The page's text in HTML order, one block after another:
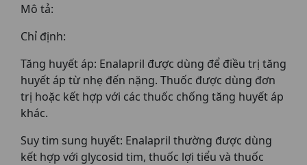
Mô tả:
Chỉ định:
Tăng huyết áp: Enalapril được dùng để điều trị tăng
huyết áp từ nhẹ đến nặng. Thuốc được dùng đơn
trị hoặc kết hợp với các thuốc chống tăng huyết áp
khác.
Suy tim sung huyết: Enalapril thường được dùng
kết hợp với glycosid tim, thuốc lợi tiểu và thuốc